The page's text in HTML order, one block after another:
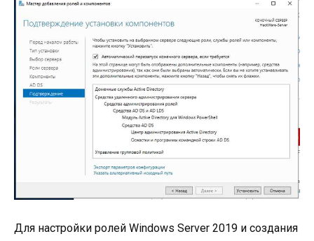
Для настройки ролей Windows Server 2019 и создания